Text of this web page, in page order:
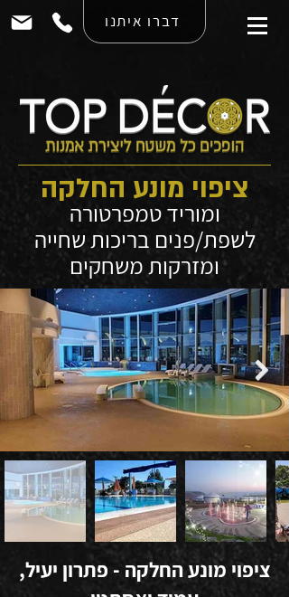
דברו איתנו
ציפוי מונע החלקה
ומוריד טמפרטורה
לשפת/פנים בריכות שחייה
ומזרקות משחקים
ציפוי מונע החלקה - פתרון יעיל,